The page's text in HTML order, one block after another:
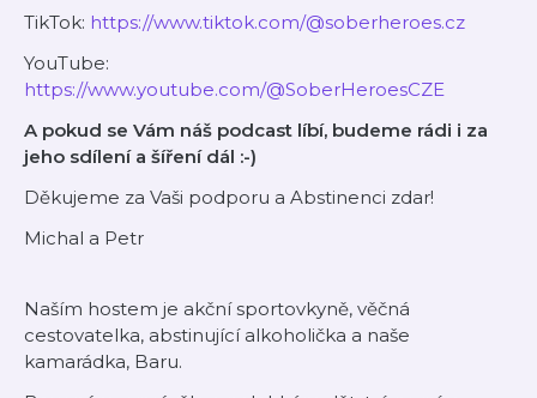
TikTok: ⁠⁠⁠⁠⁠⁠⁠⁠⁠⁠⁠⁠⁠⁠⁠⁠⁠⁠⁠https://www.tiktok.com/@soberheroes.cz⁠⁠⁠⁠⁠⁠⁠⁠⁠⁠⁠⁠⁠⁠⁠⁠⁠⁠⁠
YouTube:
⁠⁠⁠⁠⁠⁠⁠⁠⁠⁠⁠⁠⁠⁠⁠⁠https://www.youtube.com/@SoberHeroesCZE⁠⁠⁠⁠⁠⁠⁠⁠⁠⁠⁠⁠⁠⁠⁠⁠
A pokud se Vám náš podcast líbí, budeme rádi i za
jeho sdílení a šíření dál :-)
Děkujeme za Vaši podporu a Abstinenci zdar!
Michal a Petr
Naším hostem je akční sportovkyně, věčná
cestovatelka, abstinující alkoholička a naše
kamarádka, Baru.